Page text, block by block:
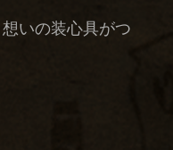
いの装心具がつ